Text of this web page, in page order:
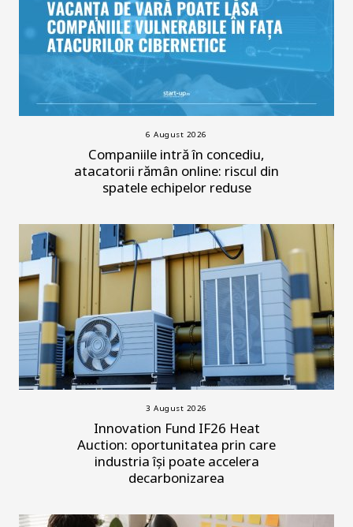
6 August 2026
Companiile intră în concediu,
atacatorii rămân online: riscul din
spatele echipelor reduse
3 August 2026
Innovation Fund IF26 Heat
Auction: oportunitatea prin care
industria își poate accelera
decarbonizarea